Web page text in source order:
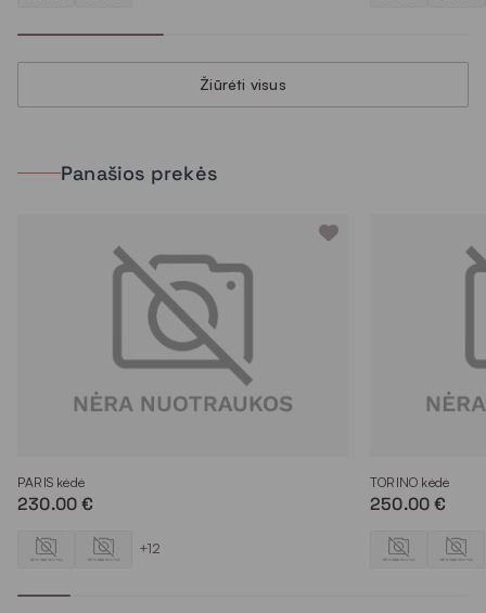
Žiūrėti visus
Panašios prekės
PARIS kėdė
230.00 €
+12
TORINO kėdė
250.00 €